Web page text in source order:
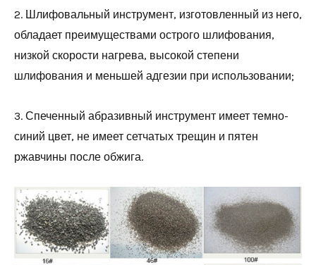
2. Шлифовальный инструмент, изготовленный из него,
обладает преимуществами острого шлифования,
низкой скорости нагрева, высокой степени
шлифования и меньшей адгезии при использовании;
3. Спеченный абразивный инструмент имеет темно-
синий цвет, не имеет сетчатых трещин и пятен
ржавчины после обжига.